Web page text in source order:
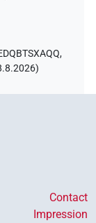
)
Contact
Impression